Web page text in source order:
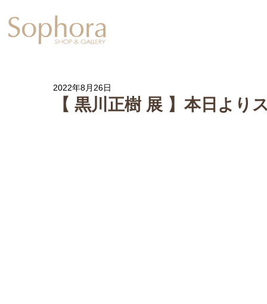
【 黒川正樹 展 】本日より
2022年8月26日